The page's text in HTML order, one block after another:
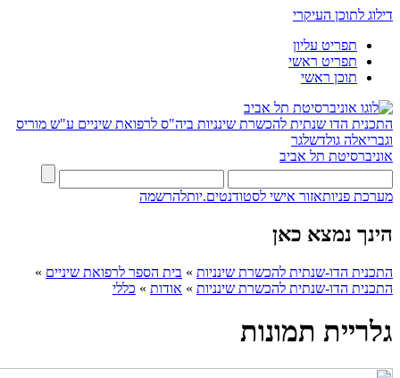
דילוג לתוכן העיקרי
תפריט עליון
תפריט ראשי
תוכן ראשי
התכנית הדו שנתית להכשרת שינניות ביה"ס לרפואת שיניים ע"ש מוריס
וגבריאלה גולדשלגר
אוניברסיטת תל אביב
מערכת פניותאזור אישי לסטודנטים.יותלהרשמה
הינך נמצא כאן
התכנית הדו-שנתית להכשרת שינניות » בית הספר לרפואת שיניים »
התכנית הדו-שנתית להכשרת שינניות » אודות » כללי
גלריית תמונות